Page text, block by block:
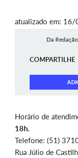
atualizado em:
Da Redação
COMPARTILHE
Horário de
18h.
Telefone: (51)
Rua Júlio de